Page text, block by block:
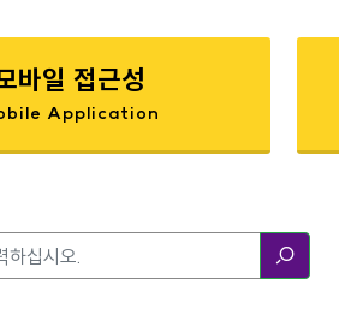
바일 접근성
Application